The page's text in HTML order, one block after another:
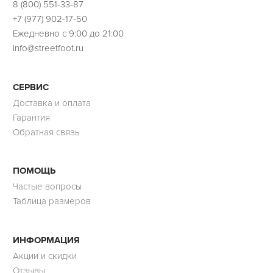
8 (800) 551-33-87
+7 (977) 902-17-50
Ежедневно с 9:00 до 21:00
info@streetfoot.ru
СЕРВИС
Доставка и оплата
Гарантия
Обратная связь
ПОМОЩЬ
Частые вопросы
Таблица размеров
ИНФОРМАЦИЯ
Акции и скидки
Отзывы